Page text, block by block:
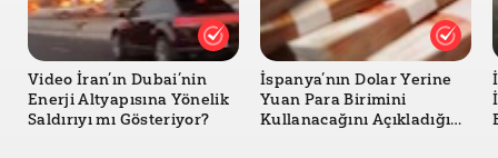
Video İran’ın Dubai’nin
Enerji Altyapısına Yönelik
Saldırıyı mı Gösteriyor?
İspanya’nın Dolar Yerine
Yuan Para Birimini
Kullanacağını Açıkladığı